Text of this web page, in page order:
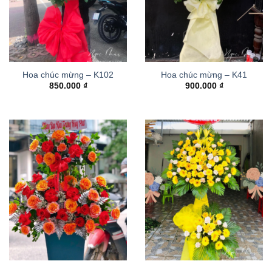
Hoa chúc mừng – K102
850.000 ₫
Hoa chúc mừng – K41
900.000 ₫